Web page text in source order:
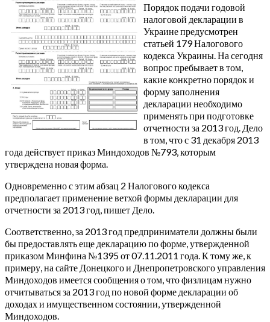
Порядок подачи годовой
налоговой декларации в
Украине предусмотрен
статьей 179 Налогового
кодекса Украины. На сегодня
вопрос пребывает в том,
какие конкретно порядок и
форму заполнения
декларации необходимо
применять при подготовке
отчетности за 2013 год. Дело
в том, что с 31 декабря 2013
года действует приказ Миндоходов №793, которым
утверждена новая форма.
Одновременно с этим абзац 2 Налогового кодекса
предполагает применение ветхой формы декларации для
отчетности за 2013 год, пишет Дело.
Соответственно, за 2013 год предприниматели должны были
бы предоставлять еще декларацию по форме, утвержденной
приказом Минфина №1395 от 07.11.2011 года. К тому же, к
примеру, на сайте Донецкого и Днепропетровского управления
Миндоходов имеется сообщения о том, что физлицам нужно
отчитываться за 2013 год по новой форме декларации об
доходах и имущественном состоянии, утвержденной
Миндоходов.